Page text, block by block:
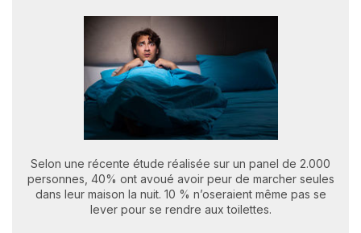
Selon une récente étude réalisée sur un panel de 2.000
personnes, 40% ont avoué avoir peur de marcher seules
dans leur maison la nuit. 10 % n’oseraient même pas se
lever pour se rendre aux toilettes.